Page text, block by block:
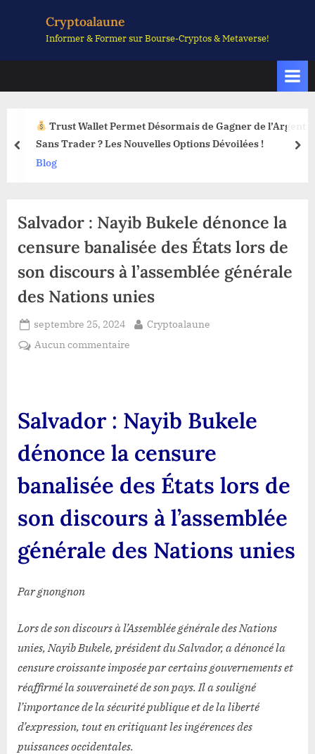
Cryptoalaune
Informer & Former sur Bourse-Cryptos & Metaverse!
Trust Wallet Permet Désormais de Gagner de l’Argent
Sans Trader ? Les Nouvelles Options Dévoilées !
Blog
prev
Salvador : Nayib Bukele dénonce la
censure banalisée des États lors de
son discours à l’assemblée générale
des Nations unies
Posted
on
septembre 25, 2024 By
Cryptoalaune
Aucun commentaire
dénonce
censure
banalisée
des
lors
son
des
Nations
unies
Salvador : Nayib Bukele
dénonce la censure
banalisée des États lors de
son discours à l’assemblée
générale des Nations unies
Par gnongnon
Lors de son discours à l’Assemblée générale des Nations
unies, Nayib Bukele, président du Salvador, a dénoncé la
censure croissante imposée par certains gouvernements et
réaffirmé la souveraineté de son pays. Il a souligné
l’importance de la sécurité publique et de la liberté
d’expression, tout en critiquant les ingérences des
puissances occidentales.